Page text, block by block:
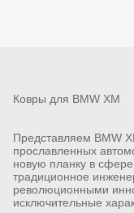
Ковры для BMW XM
Представляем BMW
прославленных
новую планку в
традиционное
революционными
исключительные